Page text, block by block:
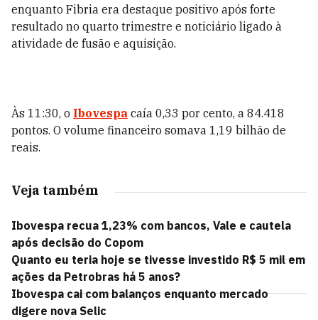
enquanto Fibria era destaque positivo após forte
resultado no quarto trimestre e noticiário ligado à
atividade de fusão e aquisição.
Às 11:30, o Ibovespa caía 0,33 por cento, a 84.418
pontos. O volume financeiro somava 1,19 bilhão de
reais.
Veja também
Ibovespa recua 1,23% com bancos, Vale e cautela
após decisão do Copom
Quanto eu teria hoje se tivesse investido R$ 5 mil em
ações da Petrobras há 5 anos?
Ibovespa cai com balanços enquanto mercado
digere nova Selic